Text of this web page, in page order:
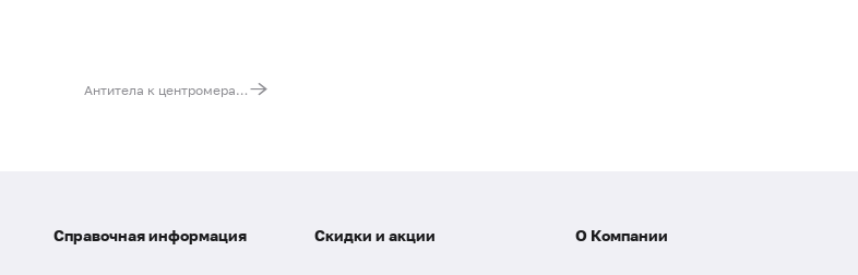
Антитела к центромерам (CENP-B)
Справочная информация Скидки и акции О Компании